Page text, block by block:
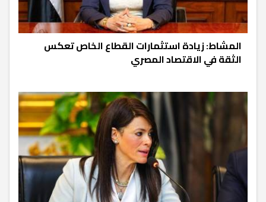
المشاط: زيادة استثمارات القطاع الخاص تعكس
الثقة في الاقتصاد المصري